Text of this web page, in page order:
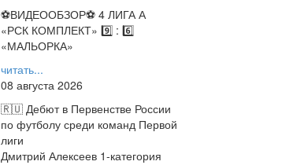
⚽️ВИДЕООБЗОР⚽️ 4 ЛИГА А
«РСК КОМПЛЕКТ» 9️⃣ : 6️⃣
«МАЛЬОРКА»
читать...
08 августа 2026
🇷🇺 Дебют в Первенстве России
по футболу среди команд Первой
лиги
Дмитрий Алексеев 1-категория